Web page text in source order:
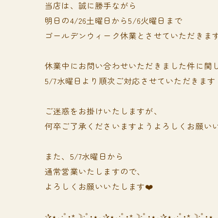
当店は、誠に勝手ながら
明日の4/26土曜日から5/6火曜日まで
ゴールデンウィーク休業とさせていただきます
休業中にお問い合わせいただきました件に関
5/7水曜日より順次ご対応させていただきます
ご迷惑をお掛けいたしますが、
何卒ご了承くださいますようよろしくお願い
また、5/7水曜日から
通常営業いたしますので、
よろしくお願いいたします❤️